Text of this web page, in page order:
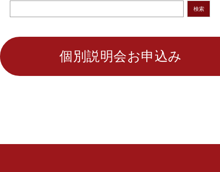
検索
個別説明会お申込み